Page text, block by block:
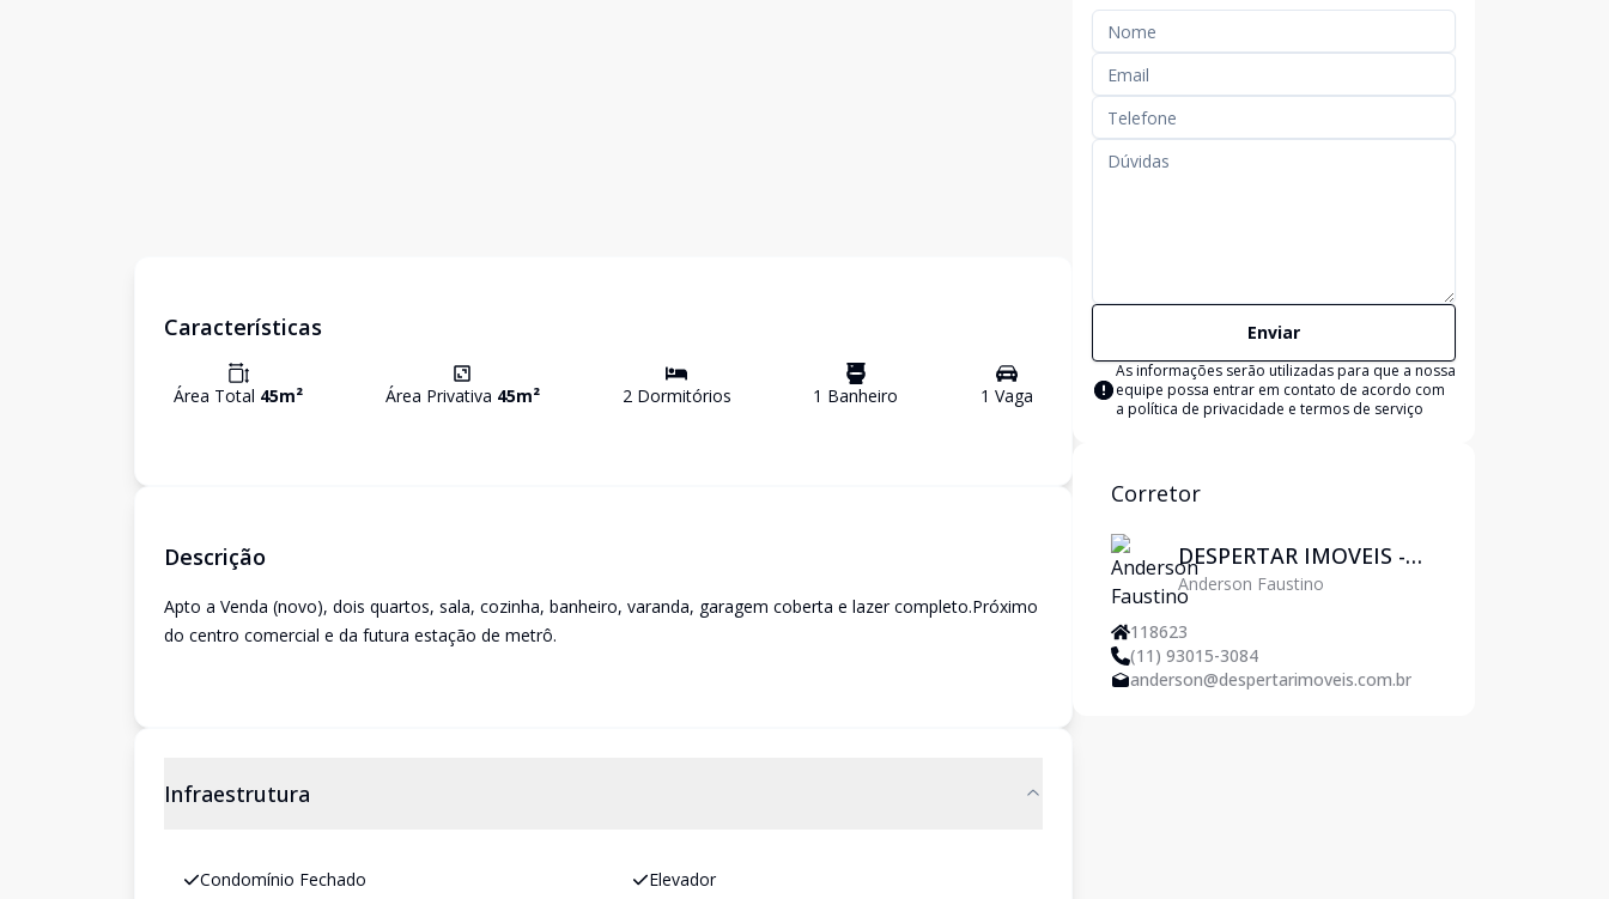
Características
Área Total 45m² Área Privativa 45m² 2Dormitórios 1 Banheiro 1 Vaga
Descrição
Apto a Venda (novo), dois quartos, sala, cozinha, banheiro, varanda, garagem coberta e lazer completo.Próximo
do centro comercial e da futura estação de metrô.
Infraestrutura
Condomínio Fechado Elevador
Enviar
As informações serão utilizadas para que a nossa
equipe possa entrar em contato de acordo com
a política de privacidade e termos de serviço
Corretor
DESPERTAR IMOVEIS -
Pirituba
Anderson Faustino
118623
(11) 93015-3084
anderson@despertarimoveis.com.br